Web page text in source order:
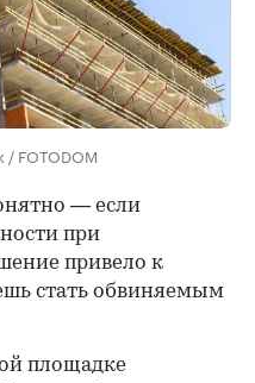
FOTODOM
— если
при
привело к
стать обвиняемым
площадке